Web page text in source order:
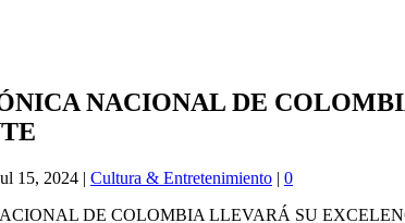
NACIONAL DE
15, 2024 | Cultura & Entretenimiento | 0